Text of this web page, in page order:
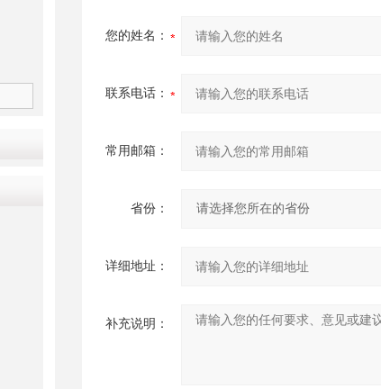
您的姓名：
联系电话：
常用邮箱：
省份：
详细地址：
补充说明：